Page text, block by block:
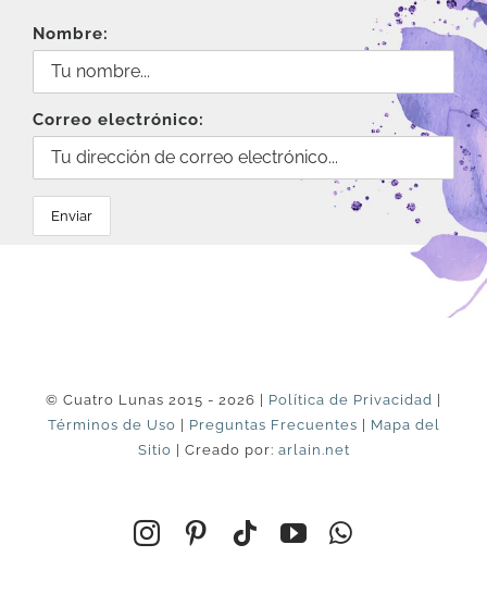
Nombre:
Correo electrónico:
© Cuatro Lunas 2015 - 2026 | Política de Privacidad
Términos de Uso
Preguntas Frecuentes
Mapa del
Sitio | Creado por: arlain.net